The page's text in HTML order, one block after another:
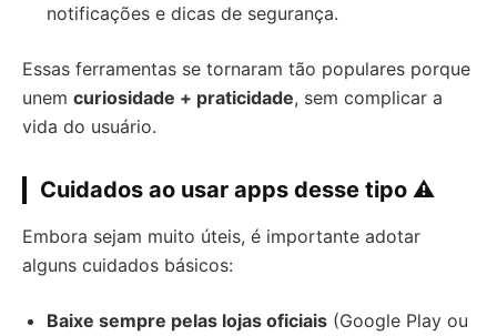
notificações e dicas de segurança.
Essas ferramentas se tornaram tão populares porque
unem curiosidade + praticidade, sem complicar a
vida do usuário.
Cuidados ao usar apps desse tipo ⚠️
Embora sejam muito úteis, é importante adotar
alguns cuidados básicos:
Baixe sempre pelas lojas oficiais (Google Play ou